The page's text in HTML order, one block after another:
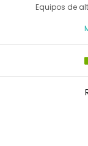
Equipos de